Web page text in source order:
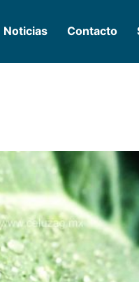
Noticias Contacto